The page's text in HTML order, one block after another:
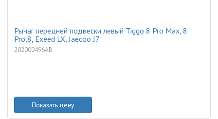
Рычаг передней подвески левый Tiggo 8 Pro Max, 8
Pro,8, Exeed LX, Jaecoo J7
202000496AB
Показать цену